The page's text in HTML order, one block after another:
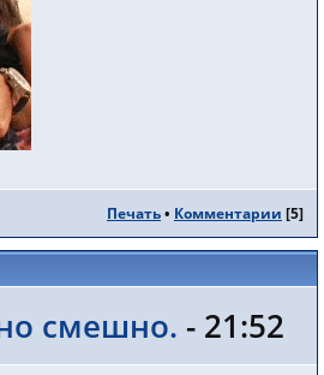
Печать• Комментарии [5]
смешно. - 21:52